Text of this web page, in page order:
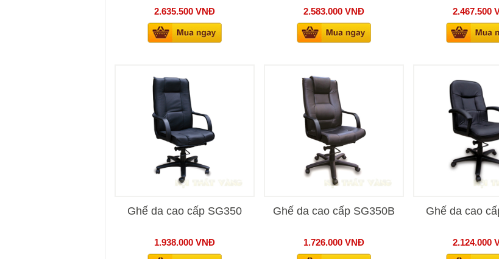
2.635.500 VNĐ 2.583.000 VNĐ 2.467.500
Ghế da cao cấp SG350
1.938.000 VNĐ
Ghế da cao cấp SG350B
1.726.000 VNĐ
Ghế da cao
2.124.000